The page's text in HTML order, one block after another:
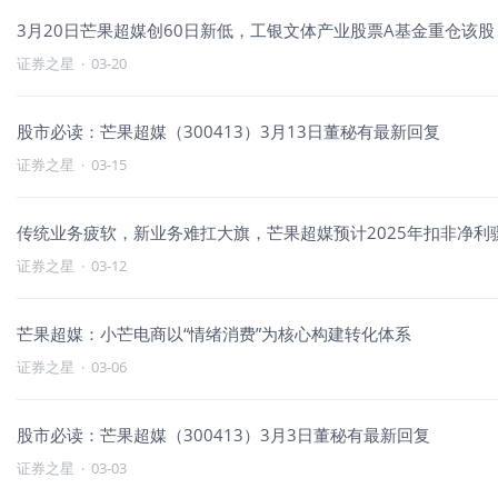
3月20日芒果超媒创60日新低，工银文体产业股票A基金重仓该股
证券之星 · 03-20
股市必读：芒果超媒（300413）3月13日董秘有最新回复
证券之星 · 03-15
传统业务疲软，新业务难扛大旗，芒果超媒预计2025年扣非净利
证券之星 · 03-12
芒果超媒：小芒电商以“情绪消费”为核心构建转化体系
证券之星 · 03-06
股市必读：芒果超媒（300413）3月3日董秘有最新回复
证券之星 · 03-03